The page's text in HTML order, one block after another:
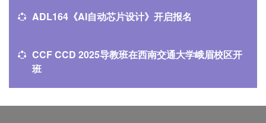
ADL164《AI自动芯片设计》开启报名
CCF CCD 2025导教班在西南交通大学峨眉校区开
班